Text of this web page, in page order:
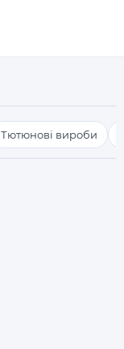
Тютюнові вироби